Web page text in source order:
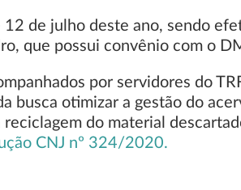
de julho deste ano, sendo
que possui convênio com o
por servidores do
busca otimizar a gestão do
do material
CNJ nº 324/2020.